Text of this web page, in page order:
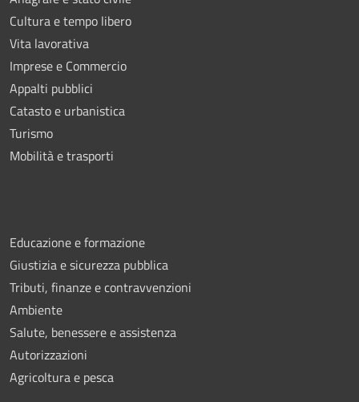
Cultura e tempo libero
Vita lavorativa
Imprese e Commercio
Appalti pubblici
Catasto e urbanistica
Turismo
Mobilità e trasporti
Educazione e formazione
Giustizia e sicurezza pubblica
Tributi, finanze e contravvenzioni
Ambiente
Salute, benessere e assistenza
Autorizzazioni
Agricoltura e pesca